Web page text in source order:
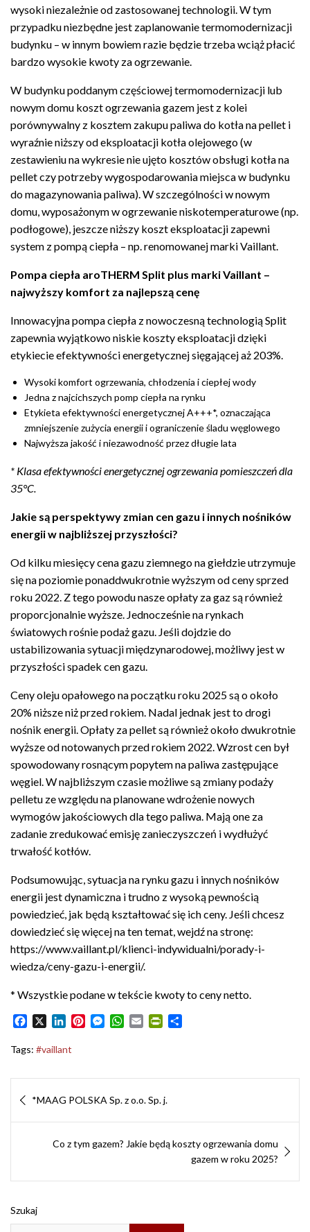
wysoki niezależnie od zastosowanej technologii. W tym
przypadku niezbędne jest zaplanowanie termomodernizacji
budynku – w innym bowiem razie będzie trzeba wciąż płacić
bardzo wysokie kwoty za ogrzewanie.
W budynku poddanym częściowej termomodernizacji lub
nowym domu koszt ogrzewania gazem jest z kolei
porównywalny z kosztem zakupu paliwa do kotła na pellet i
wyraźnie niższy od eksploatacji kotła olejowego (w
zestawieniuna wykresienie ujęto kosztów obsługi kotła na
pellet czy potrzeby wygospodarowania miejsca w budynku
do magazynowania paliwa). W szczególności w nowym
domu, wyposażonym w ogrzewanie niskotemperaturowe (np.
podłogowe), jeszcze niższy koszt eksploatacji zapewni
system z pompą ciepła – np. renomowanej markiVaillant.
Pompa ciepła aroTHERM Split plus marki Vaillant –
najwyższy komfort za najlepszą cenę
Innowacyjna pompa ciepła z nowoczesną technologią Split
zapewnia wyjątkowo niskie koszty eksploatacji dzięki
etykiecie efektywności energetycznej sięgającej aż 203%.
Wysoki komfort ogrzewania, chłodzenia i ciepłej wody
Jedna z najcichszych pomp ciepła na rynku
Etykieta efektywności energetycznej A+++*, oznaczająca
zmniejszenie zużycia energii i ograniczenie śladu węglowego
Najwyższa jakość i niezawodność przez długie lata
* Klasa efektywności energetycznej ogrzewania pomieszczeń dla
35°C.
Jakie są perspektywy zmian cen gazu i innych nośników
energiiw najbliższej przyszłości?
Od kilku miesięcy cena gazu ziemnego na giełdzie utrzymuje
się na poziomie ponaddwukrotnie wyższym od ceny sprzed
roku 2022. Z tego powodu nasze opłaty za gaz są również
proporcjonalnie wyższe. Jednocześnie na rynkach
światowych rośnie podaż gazu. Jeśli dojdzie do
ustabilizowania sytuacji międzynarodowej, możliwy jest w
przyszłości spadek cen gazu.
Ceny oleju opałowego na początku roku 2025 są o około
20% niższe niż przed rokiem. Nadal jednak jest to drogi
nośnik energii. Opłaty za pellet są również około dwukrotnie
wyższe od notowanych przed rokiem 2022. Wzrost cen był
spowodowany rosnącym popytem na paliwa zastępujące
węgiel. W najbliższym czasie możliwe są zmiany podaży
pelletu ze względu na planowane wdrożenie nowych
wymogów jakościowych dla tego paliwa. Mają one za
zadanie zredukować emisję zanieczyszczeń i wydłużyć
trwałość kotłów.
Podsumowując, sytuacja na rynku gazu i innych nośników
energii jest dynamiczna i trudno z wysoką pewnością
powiedzieć, jak będą kształtować się ich ceny. Jeśli chcesz
dowiedzieć się więcej na ten temat, wejdź na stronę:
https://www.vaillant.pl/klienci-indywidualni/porady-i-
wiedza/ceny-gazu-i-energii/.
* Wszystkie podane w tekście kwoty to ceny netto.
c
b
n
e
e
e
M
e
g
W
s
p
l
t
r
n
e
Tags: #vaillant
wpisu
*MAAG POLSKA Sp. z o.o. Sp. j.
Co z tym gazem? Jakie będą koszty ogrzewania domu
gazem w roku 2025?
Szukaj